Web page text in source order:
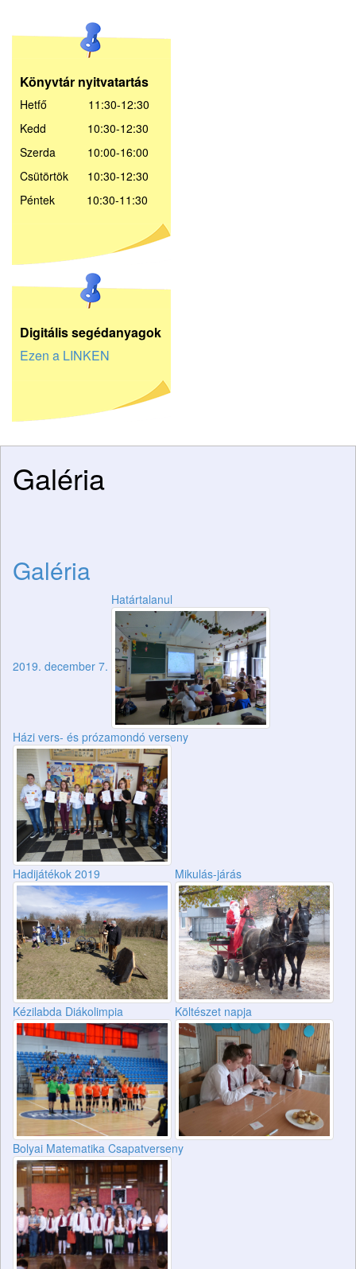
Könyvtár nyitvatartás
Hetfő 11:30-12:30
Kedd 10:30-12:30
Szerda 10:00-16:00
Csütörtök 10:30-12:30
Péntek 10:30-11:30
Digitális segédanyagok
Ezen a LINKEN
Galéria
Galéria
2019. december 7.
Határtalanul
Házi vers- és prózamondó verseny
Hadijátékok 2019 Mikulás-járás
Kézilabda Diákolimpia Költészet napja
Bolyai Matematika Csapatverseny